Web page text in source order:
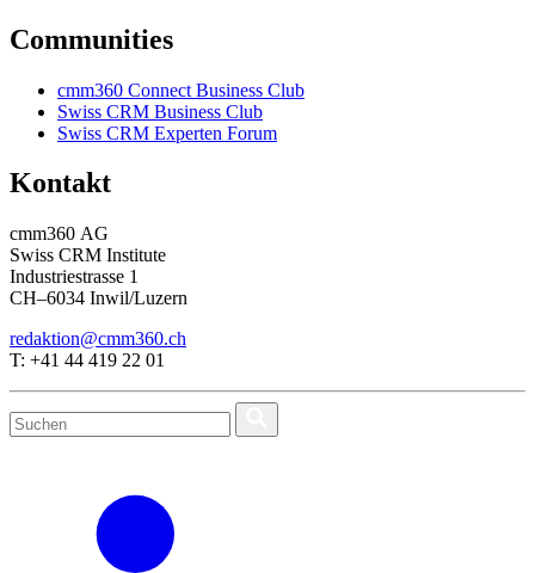
Communities
cmm360 Connect Business Club
Swiss CRM Business Club
Swiss CRM Experten Forum
Kontakt
cmm360 AG
Swiss CRM Institute
Industriestrasse 1
CH–6034 Inwil/Luzern
redaktion@cmm360.ch
T: +41 44 419 22 01